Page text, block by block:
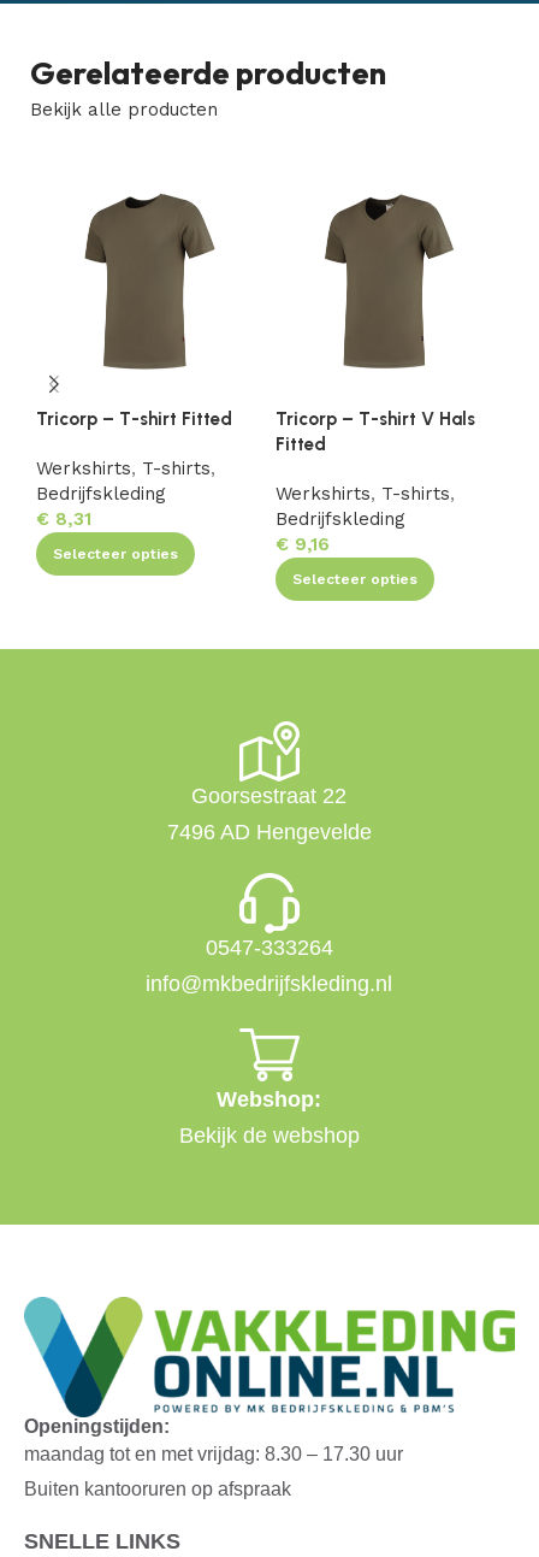
Gerelateerde producten
Bekijk alle producten
Tricorp – T-shirt Fitted
Werkshirts, T-shirts,
Bedrijfskleding
€ 8,31
Selecteer opties
Tricorp – T-shirt V Hals
Fitted
Werkshirts, T-shirts,
Bedrijfskleding
€9,16
Selecteer opties
Goorsestraat 22
7496 AD Hengevelde
0547-333264
info@mkbedrijfskleding.nl
Webshop:
Bekijk de webshop
Openingstijden:
maandag tot en met vrijdag: 8.30 – 17.30 uur
Buiten kantooruren op afspraak
SNELLE LINKS